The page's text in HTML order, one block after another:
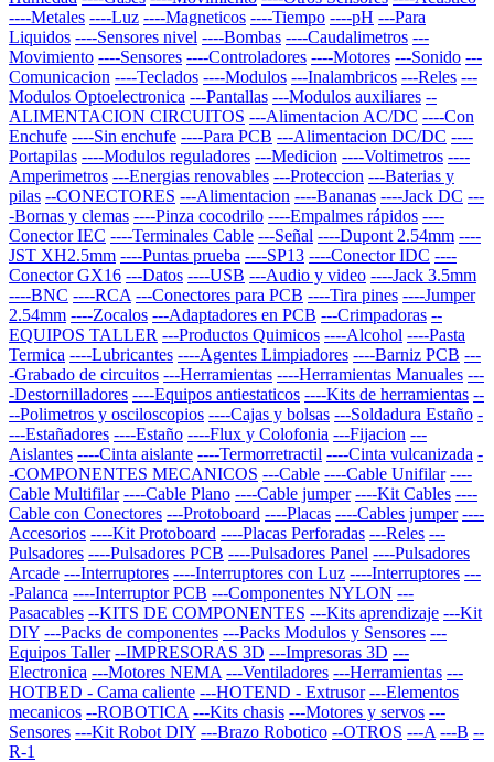
----Metales ----Luz ----Magneticos ----Tiempo ----pH ---Para
Liquidos ----Sensores nivel ----Bombas ----Caudalimetros ---
Movimiento ----Sensores ----Controladores ----Motores ---Sonido ---
Comunicacion ----Teclados ----Modulos ---Inalambricos ---Reles ---
Modulos Optoelectronica ---Pantallas ---Modulos auxiliares --
ALIMENTACION CIRCUITOS ---Alimentacion AC/DC ----Con
Enchufe ----Sin enchufe ----Para PCB ---Alimentacion DC/DC ----
Portapilas ----Modulos reguladores ---Medicion ----Voltimetros ----
Amperimetros ---Energias renovables ---Proteccion ---Baterias y
pilas --CONECTORES ---Alimentacion ----Bananas ----Jack DC ---
-Bornas y clemas ----Pinza cocodrilo ----Empalmes rápidos ----
Conector IEC ----Terminales Cable ---Señal ----Dupont 2.54mm ----
JST XH2.5mm ----Puntas prueba ----SP13 ----Conector IDC ----
Conector GX16 ---Datos ----USB ---Audio y video ----Jack 3.5mm
----BNC ----RCA ---Conectores para PCB ----Tira pines ----Jumper
2.54mm ----Zocalos ---Adaptadores en PCB ---Crimpadoras --
EQUIPOS TALLER ---Productos Quimicos ----Alcohol ----Pasta
Termica ----Lubricantes ----Agentes Limpiadores ----Barniz PCB ---
-Grabado de circuitos ---Herramientas ----Herramientas Manuales ---
-Destornilladores ----Equipos antiestaticos ----Kits de herramientas --
--Polimetros y osciloscopios ----Cajas y bolsas ---Soldadura Estaño -
---Estañadores ----Estaño ----Flux y Colofonia ---Fijacion ---
Aislantes ----Cinta aislante ----Termorretractil ----Cinta vulcanizada -
-COMPONENTES MECANICOS ---Cable ----Cable Unifilar ----
Cable Multifilar ----Cable Plano ----Cable jumper ----Kit Cables ----
Cable con Conectores ---Protoboard ----Placas ----Cables jumper ----
Accesorios ----Kit Protoboard ----Placas Perforadas ---Reles ---
Pulsadores ----Pulsadores PCB ----Pulsadores Panel ----Pulsadores
Arcade ---Interruptores ----Interruptores con Luz ----Interruptores ---
-Palanca ----Interruptor PCB ---Componentes NYLON ---
Pasacables --KITS DE COMPONENTES ---Kits aprendizaje ---Kit
DIY ---Packs de componentes ---Packs Modulos y Sensores ---
Equipos Taller --IMPRESORAS 3D ---Impresoras 3D ---
Electronica ---Motores NEMA ---Ventiladores ---Herramientas ---
HOTBED - Cama caliente ---HOTEND - Extrusor ---Elementos
mecanicos --ROBOTICA ---Kits chasis ---Motores y servos ---
Sensores ---Kit Robot DIY ---Brazo Robotico --OTROS ---A ---B --
R-1